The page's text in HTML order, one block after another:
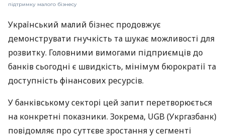
підтримку малого бізнесу
Український малий бізнес продовжує
демонструвати гнучкість та шукає можливості для
розвитку. Головними вимогами підприємців до
банків сьогодні є швидкість, мінімум бюрократії та
доступність фінансових ресурсів.
У банківському секторі цей запит перетворюється
на конкретні показники. Зокрема, UGB (Укргазбанк)
повідомляє про суттєве зростання у сегменті